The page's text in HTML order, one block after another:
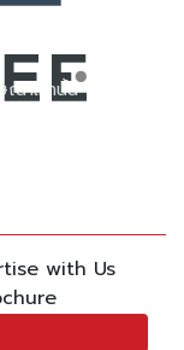
ณาเท่านั้น
with Us